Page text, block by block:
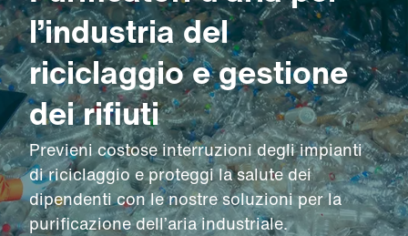
l’industria del
riciclaggio e gestione
dei rifiuti
Previeni costose interruzioni degli impianti
di riciclaggio e proteggi la salute dei
dipendenti con le nostre soluzioni per la
purificazione dell’aria industriale.